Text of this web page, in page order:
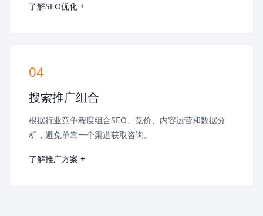
了解SEO优化 +
04
搜索推广组合
根据行业竞争程度组合SEO、竞价、内容运营和数据分
析，避免单靠一个渠道获取咨询。
了解推广方案 +